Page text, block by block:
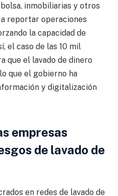
inmobiliarias y otros
reportar operaciones
la capacidad de
el caso de las 10 mil
que el lavado de dinero
que el gobierno ha
y digitalización
empresas
de lavado de
en redes de lavado de